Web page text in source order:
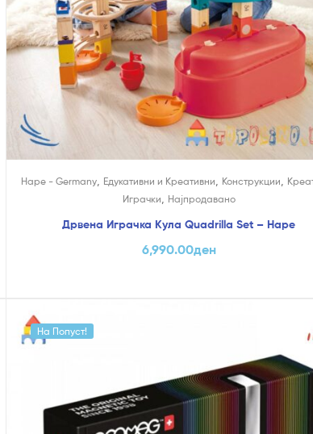
Hape - Germany, Едукативни и Креативни Конструкции
Играчки
Најпродавано
Дрвена Играчка Кула Quadrilla Set – Hape
6,990.00ден
На Попуст!